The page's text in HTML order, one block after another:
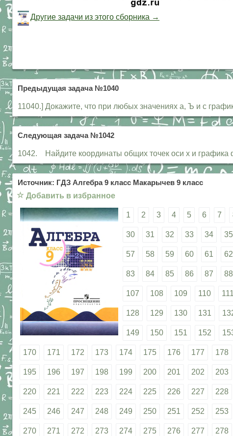
Другие задачи из этого сборника →
Предыдущая задача №1040
11040.] Докажите, что при любых значениях а, Ъ и с
Следующая задача №1042
1042. Найдите координаты общих точек оси х и графика
Источник: ГДЗ Алгебра 9 класс Макарычев 9 класс
☆ Добавить в избранное
1 2 3 4 5 6 7
30 31 32 33 34 35
57 58 59 60 61 62
83 84 85 86 87 88
107 108 109 110 111
128 129 130 131
149 150 151 152
170 171 172 173 174 175 176 177 178
195 196 197 198 199 200 201 202 203
220 221 222 223 224 225 226 227 228
245 246 247 248 249 250 251 252 253
270 271 272 273 274 275 276 277 278